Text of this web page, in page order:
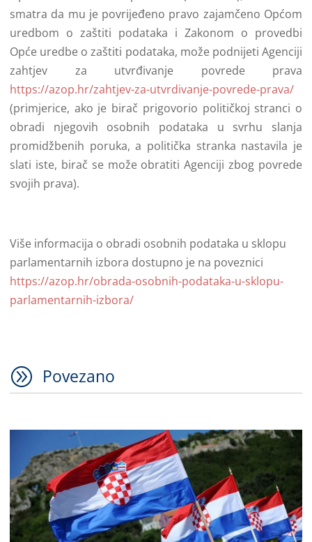
smatra da mu je povrijeđeno pravo zajamčeno Općom
uredbom o zaštiti podataka i Zakonom o provedbi
Opće uredbe o zaštiti podataka, može podnijeti Agenciji
zahtjev za utvrđivanje povrede prava
https://azop.hr/zahtjev-za-utvrdivanje-povrede-prava/
(primjerice, ako je birač prigovorio političkoj stranci o
obradi njegovih osobnih podataka u svrhu slanja
promidžbenih poruka, a politička stranka nastavila je
slati iste, birač se može obratiti Agenciji zbog povrede
svojih prava).
Više informacija o obradi osobnih podataka u sklopu
parlamentarnih izbora dostupno je na poveznici
https://azop.hr/obrada-osobnih-podataka-u-sklopu-
parlamentarnih-izbora/
A Povezano